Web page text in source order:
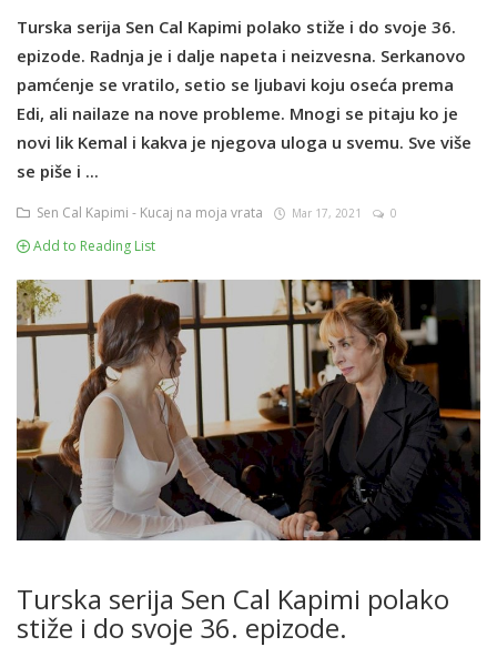
Turska serija Sen Cal Kapimi polako stiže i do svoje 36.
epizode. Radnja je i dalje napeta i neizvesna. Serkanovo
pamćenje se vratilo, setio se ljubavi koju oseća prema
Edi, ali nailaze na nove probleme. Mnogi se pitaju ko je
novi lik Kemal i kakva je njegova uloga u svemu. Sve više
se piše i ...
Sen Cal Kapimi - Kucaj na moja vrata Mar 17, 2021 0
Add to Reading List
Turska serija Sen Cal Kapimi polako
stiže i do svoje 36. epizode.